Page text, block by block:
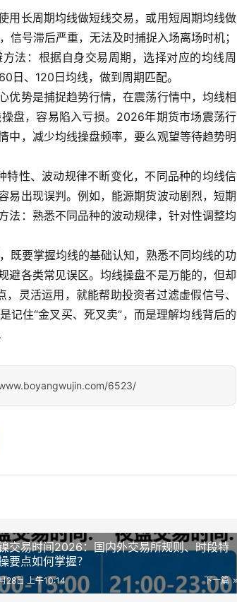
用长周期均线做短线交易，或用短周期均线做
号滞后严重，无法及时捕捉入场离场时机；
法：根据自身交易周期，选择对应的均线周
日、120日均线，做到周期匹配。
优势是捕捉趋势行情，在震荡行情中，均线相
盘，容易陷入亏损。2026年期货市场震荡行
中，减少均线操盘频率，要么观望等待趋势明
性、波动规律不断变化，不同品种的均线信
易出现误判。例如，能源期货波动剧烈，短期
法：熟悉不同品种的波动规律，针对性调整均
既要掌握均线的基础认知，熟悉不同均线的功
避各类常见误区。均线操盘不是万能的，但却
灵活运用，就能帮助投资者过滤虚假信号、
记住“金叉买、死叉卖”，而是理解均线背后的
6523/
交易时间2026：国内外交易所规则、时段特
要点如何掌握？
下一篇
28日 上午10:14